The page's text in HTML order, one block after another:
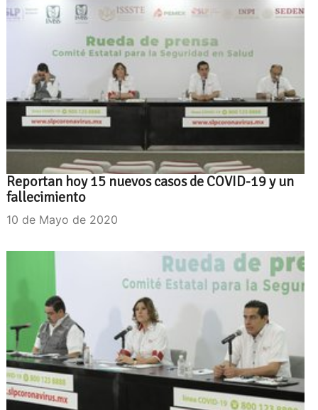
Reportan hoy 15 nuevos casos de COVID-19 y un
fallecimiento
10 de Mayo de 2020